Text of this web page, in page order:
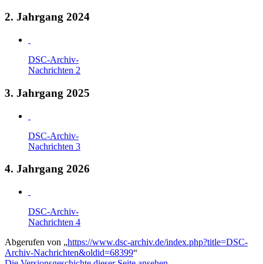
2. Jahrgang 2024
DSC-Archiv-
Nachrichten 2
3. Jahrgang 2025
DSC-Archiv-
Nachrichten 3
4. Jahrgang 2026
DSC-Archiv-
Nachrichten 4
Abgerufen von „https://www.dsc-archiv.de/index.php?title=DSC-
Archiv-Nachrichten&oldid=68399“